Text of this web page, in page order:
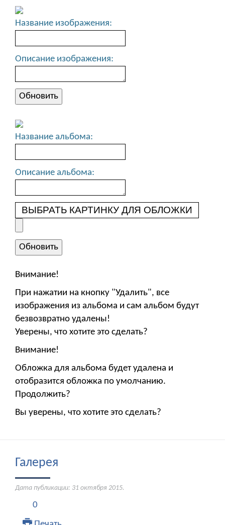
Название изображения:
Описание изображения:
Название альбома:
Описание альбома:
ВЫБРАТЬ КАРТИНКУ ДЛЯ ОБЛОЖКИ
Внимание!
При нажатии на кнопку "Удалить", все
изображения из альбома и сам альбом будут
безвозвратно удалены!
Уверены, что хотите это сделать?
Внимание!
Обложка для альбома будет удалена и
отобразится обложка по умолчанию.
Продолжить?
Вы уверены, что хотите это сделать?
Галерея
Дата публикации: 31 октября 2015.
0